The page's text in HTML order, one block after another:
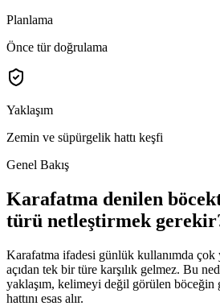
Planlama
Önce tür doğrulama
Yaklaşım
Zemin ve süpürgelik hattı keşfi
Genel Bakış
Karafatma denilen
türü netleştirmek
Karafatma ifadesi günlük kullanımda çok
açıdan tek bir türe karşılık gelmez. Bu
yaklaşım, kelimeyi değil görülen böceğin
hattını esas alır.